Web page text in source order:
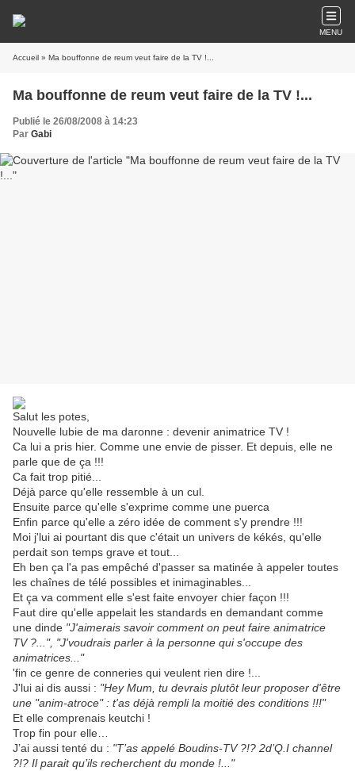
MENU
Accueil » Ma bouffonne de reum veut faire de la TV !...
Ma bouffonne de reum veut faire de la TV !...
Publié le 26/08/2008 à 14:23
Par Gabi
Salut les potes,
Nouvelle lubie de ma daronne : devenir animatrice TV !
Ca lui a pris hier. Comme une envie de pisser. Et depuis, elle ne
parle que de ça !!!
Ca fait trop pitié...
Déjà parce qu'elle ressemble à un cul.
Ensuite parce qu'elle s'exprime comme une puerca
Enfin parce qu'elle a zéro idée de comment s'y prendre !!!
Moi j'lui ai pourtant dis que c'était un univers de kékés, qu'elle
perdait son temps grave et tout...
Eh ben ça l'a pas empêché d'passer sa matinée à appeler toutes
les chaînes de télé possibles et inimaginables...
Et ça va comment elle s'est faite envoyer chier façon !!!
Faut dire qu'elle appelait les standards en demandant comme
une dinde "J'aimerais savoir comment on peut faire animatrice
TV ?...", "J'voudrais parler à la personne qui s'occupe des
animatrices..."
'fin ce genre de conneries qui veulent rien dire !...
J'lui ai dis aussi : "Hey Mum, tu devrais plutôt leur proposer d'être
une "anim-atroce" : t'as déjà rempli la moitié des conditions !!!"
Et elle comprenais keutchi !
Trop fin pour elle…
J’ai aussi tenté du : "T’as appelé Boudins-TV ?!? 2d’Q.I channel
?!? Il parait qu’ils recherchent du monde !..."